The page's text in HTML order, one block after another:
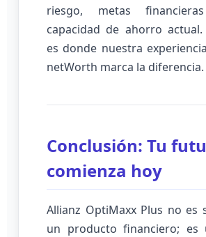
riesgo, metas
capacidad de ahorro actual.
es donde nuestra
netWorth marca la diferencia.
Conclusión: Tu
comienza hoy
Allianz OptiMaxx Plus no es
un producto financiero; es